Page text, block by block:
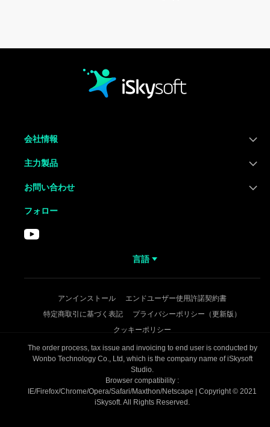
会社情報
主力製品
お問い合わせ
フォロー
言語
アンインストール
エンドユーザー使用許諾契約書
特定商取引に基づく表記
プライバシーポリシー（更新版）
クッキーポリシー
The order process, tax issue and invoicing to end user is conducted by
Wonbo Technology Co., Ltd, which is the company name of iSkysoft
Studio.
Browser compatibility :
IE/Firefox/Chrome/Opera/Safari/Maxthon/Netscape | Copyright © 2021
iSkysoft. All Rights Reserved.